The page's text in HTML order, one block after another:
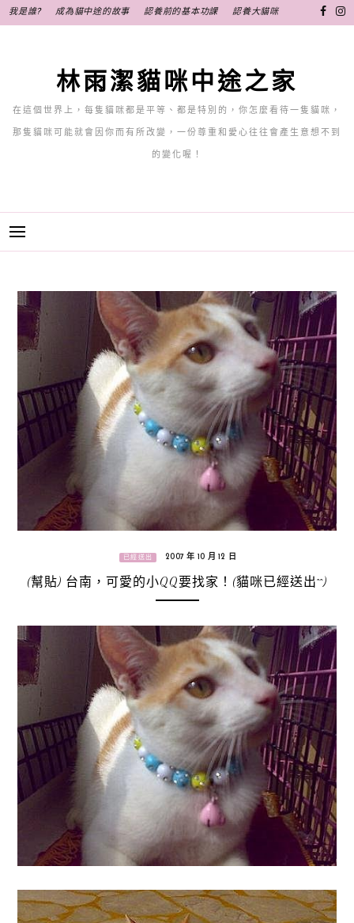
至
我是誰? 成為貓中途的故事 認養前的基本功課 認養大貓咪
林雨潔貓咪中途之家
在這個世界上，每隻貓咪都是平等、都是特別的，你怎麼看待一隻貓咪，
那隻貓咪可能就會因你而有所改變，一份尊重和愛心往往會產生意想不到
的變化喔！
已經送出 2007 年 10 月 12 日
(幫貼) 台南，可愛的小QQ要找家！(貓咪已經送出^^)